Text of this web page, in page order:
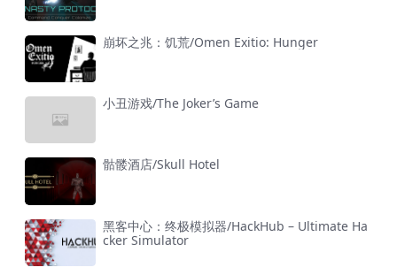
崩坏之兆：饥荒/Omen Exitio: Hunger
小丑游戏/The Joker’s Game
骷髅酒店/Skull Hotel
黑客中心：终极模拟器/HackHub – Ultimate Ha
cker Simulator